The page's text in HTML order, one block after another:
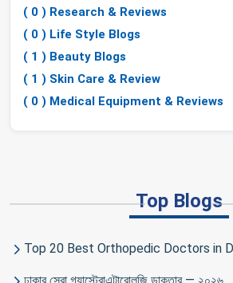
( 0 ) Research & Reviews
( 0 ) Life Style Blogs
( 1 ) Beauty Blogs
( 1 ) Skin Care & Review
( 0 ) Medical Equipment & Reviews
Top Blogs
Top 20 Best Orthopedic Doctors in